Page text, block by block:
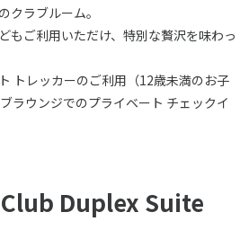
ラブルーム。
もご利用いただけ、特別な贅沢を味わっ
トレッカーのご利用（12歳未満のお子
ラウンジでのプライベート チェックイ
Duplex Suite